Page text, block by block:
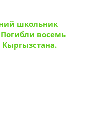
школьник
восемь